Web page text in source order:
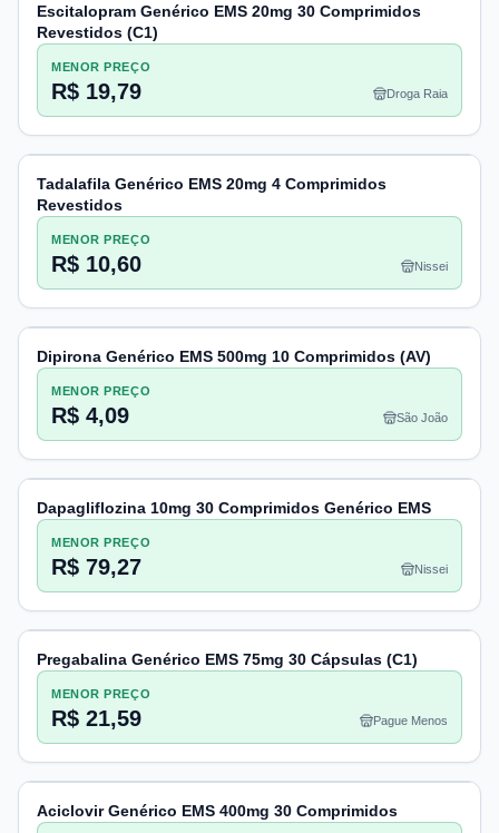
Escitalopram Genérico EMS 20mg 30 Comprimidos
Revestidos (C1)
MENOR PREÇO
R$ 19,79 Droga Raia
Tadalafila Genérico EMS 20mg 4 Comprimidos
Revestidos
MENOR PREÇO
R$ 10,60 Nissei
Dipirona Genérico EMS 500mg 10 Comprimidos (AV)
MENOR PREÇO
R$ 4,09 São João
Dapagliflozina 10mg 30 Comprimidos Genérico EMS
MENOR PREÇO
R$ 79,27 Nissei
Pregabalina Genérico EMS 75mg 30 Cápsulas (C1)
MENOR PREÇO
R$ 21,59 Pague Menos
Aciclovir Genérico EMS 400mg 30 Comprimidos